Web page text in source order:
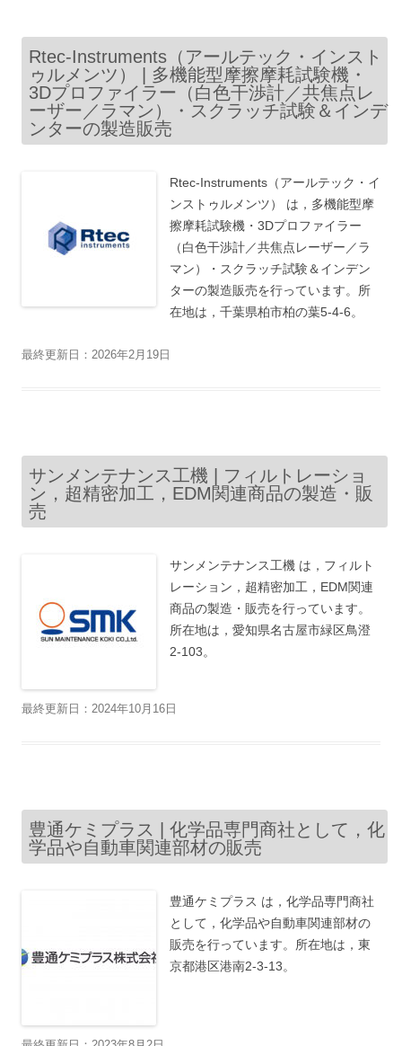
Rtec-Instruments（アールテック・インスト
ゥルメンツ） | 多機能型摩擦摩耗試験機・
3Dプロファイラー（白色干渉計／共焦点レ
ーザー／ラマン）・スクラッチ試験＆インデ
ンターの製造販売
Rtec-Instruments（アールテック・イ
ンストゥルメンツ） は，多機能型摩
擦摩耗試験機・3Dプロファイラー
（白色干渉計／共焦点レーザー／ラ
マン）・スクラッチ試験＆インデン
ターの製造販売を行っています。所
在地は，千葉県柏市柏の葉5-4-6。
最終更新日：2026年2月19日
サンメンテナンス工機 | フィルトレーショ
ン，超精密加工，EDM関連商品の製造・販
売
サンメンテナンス工機 は，フィルト
レーション，超精密加工，EDM関連
商品の製造・販売を行っています。
所在地は，愛知県名古屋市緑区鳥澄
2-103。
最終更新日：2024年10月16日
豊通ケミプラス | 化学品専門商社として，化
学品や自動車関連部材の販売
豊通ケミプラス は，化学品専門商社
として，化学品や自動車関連部材の
販売を行っています。所在地は，東
京都港区港南2-3-13。